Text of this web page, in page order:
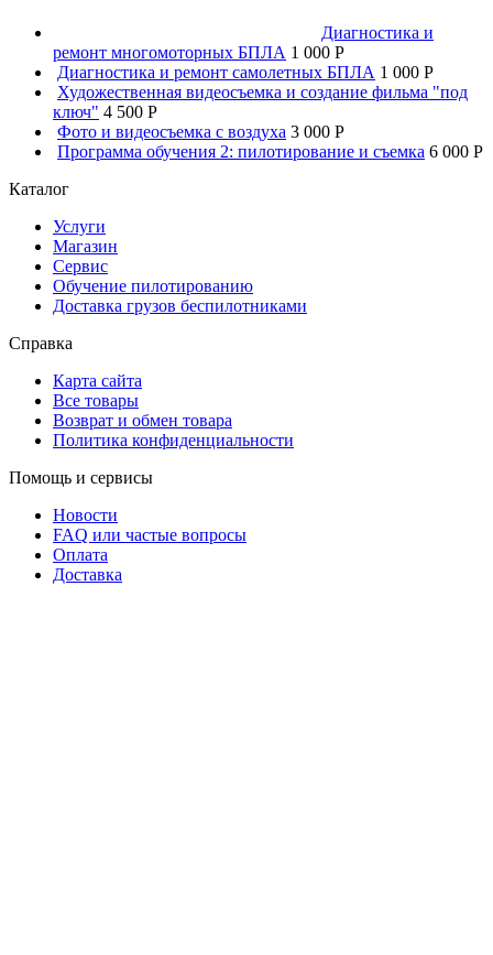
Диагностика и
ремонт многомоторных БПЛА 1 000 P
Диагностика и ремонт самолетных БПЛА 1 000 P
Художественная видеосъемка и создание фильма "под
ключ" 4 500 P
Фото и видеосъемка с воздуха 3 000 P
Программа обучения 2: пилотирование и съемка 6 000 P
Каталог
Услуги
Магазин
Сервис
Обучение пилотированию
Доставка грузов беспилотниками
Справка
Карта сайта
Все товары
Возврат и обмен товара
Политика конфиденциальности
Помощь и сервисы
Новости
FAQ или частые вопросы
Оплата
Доставка